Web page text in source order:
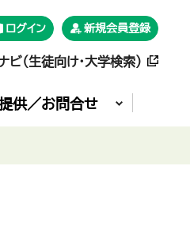
ログイン 新規会員登録
（生徒向け・大学検索）
供／お問合せ